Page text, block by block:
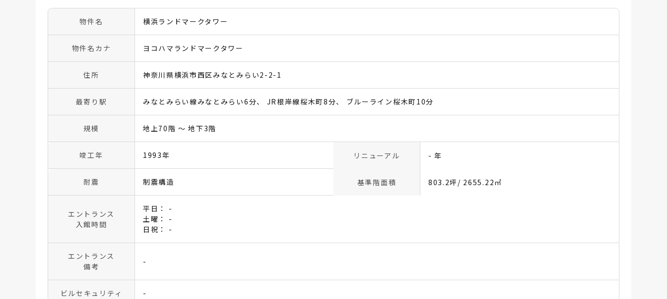
物件名 横浜ランドマークタワー
物件名カナ ヨコハマランドマークタワー
住所 神奈川県横浜市西区みなとみらい2-2-1
最寄り駅 みなとみらい線みなとみらい6分 JR根岸線桜木町8分 ブルーライン桜木町10分
規模 地上70階 〜 地下3階
竣工年 1993年 リニューアル - 年
耐震 制震構造 基準階面積 803.2坪 / 2655.22㎡
エントランス
入館時間
平日： -
土曜： -
日祝： -
エントランス
備考
-
ビルセキュリティ -